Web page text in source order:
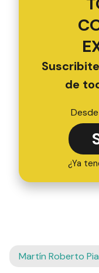
de
Desde
¿Ya
Martín Roberto